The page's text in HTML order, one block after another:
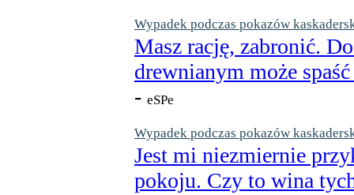
Wypadek podczas pokazów
Masz rację, zabronić.
drewnianym może
- eSPe
Wypadek podczas pokazów
Jest mi niezmiernie
pokoju. Czy to wina